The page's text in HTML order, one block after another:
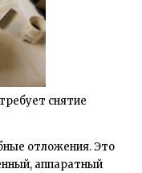
снятие
отложения. Это
аппаратный